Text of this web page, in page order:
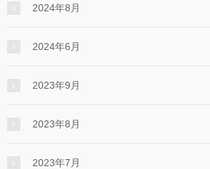
2024年8月
2024年6月
2023年9月
2023年8月
2023年7月